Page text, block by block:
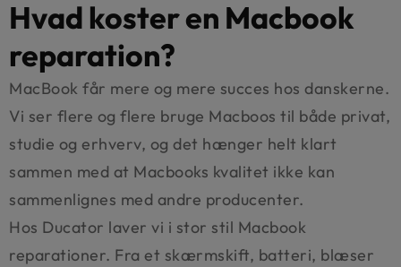
Hvad koster en Macbook
reparation?
MacBook får mere og mere succes hos danskerne.
Vi ser flere og flere bruge Macboos til både privat,
studie og erhverv, og det hænger helt klart
sammen med at Macbooks kvalitet ikke kan
sammenlignes med andre producenter.
Hos Ducator laver vi i stor stil Macbook
reparationer. Fra et skærmskift, batteri, blæser